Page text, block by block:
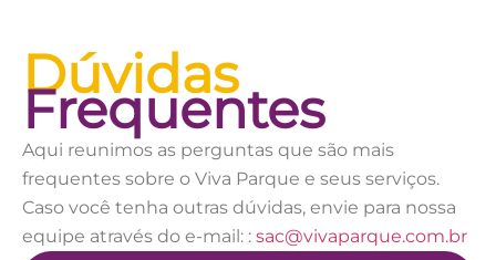
Dúvidas
Frequentes
Aqui reunimos as perguntas que são mais
frequentes sobre o Viva Parque e seus serviços.
Caso você tenha outras dúvidas, envie para nossa
equipe através do e-mail: : sac@vivaparque.com.br